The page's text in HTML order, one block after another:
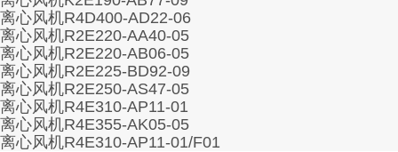
离心风机R4D400-AD22-06
离心风机R2E220-AA40-05
离心风机R2E220-AB06-05
离心风机R2E225-BD92-09
离心风机R2E250-AS47-05
离心风机R4E310-AP11-01
离心风机R4E355-AK05-05
离心风机R4E310-AP11-01/F01